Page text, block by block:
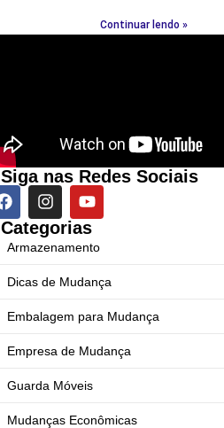
Continuar lendo »
Siga nas Redes Sociais
Categorias
Armazenamento
Dicas de Mudança
Embalagem para Mudança
Empresa de Mudança
Guarda Móveis
Mudanças Econômicas